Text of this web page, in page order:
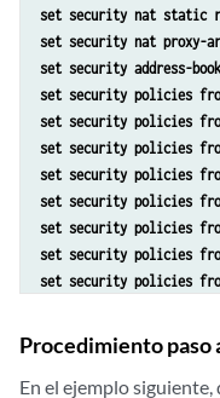
set security nat static
set security nat proxy-
set security address-
set security policies
set security policies
set security policies
set security policies
set security policies
set security policies
set security policies
set security policies
Procedimiento paso
En el ejemplo